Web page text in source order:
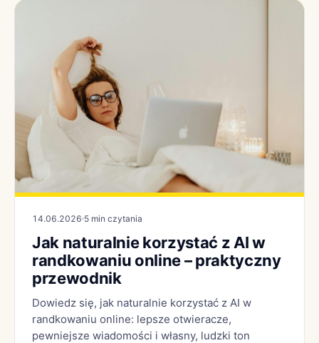
14.06.2026 5 min czytania
Jak naturalnie korzystać z AI w
randkowaniu online – praktyczny
przewodnik
Dowiedz się, jak naturalnie korzystać z AI w
randkowaniu online: lepsze otwieracze,
pewniejsze wiadomości i własny, ludzki ton